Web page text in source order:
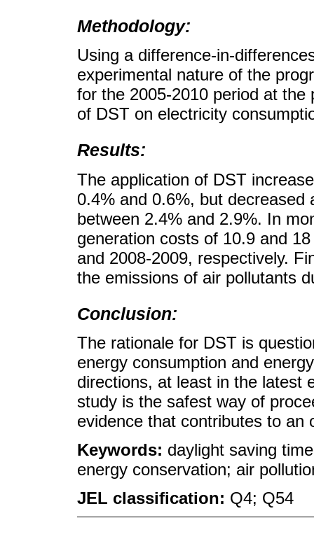
Methodology:
Using a difference-in-
experimental nature of the
for the 2005-2010 period at
of DST on electricity
Results:
The application of DST
0.4% and 0.6%, but decreased
between 2.4% and 2.9%. In
generation costs of 10.9 and
and 2008-2009, respectively.
the emissions of air pollutants
Conclusion:
The rationale for DST is
energy consumption and
directions, at least in the latest
study is the safest way of
evidence that contributes to an
Keywords: daylight saving
energy conservation; air
JEL classification: Q4; Q54